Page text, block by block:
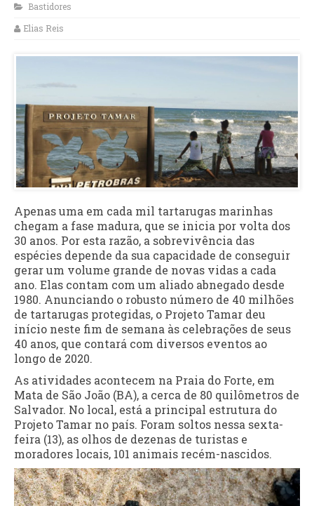
Bastidores
Elias Reis
Apenas uma em cada mil tartarugas marinhas
chegam a fase madura, que se inicia por volta dos
30 anos. Por esta razão, a sobrevivência das
espécies depende da sua capacidade de conseguir
gerar um volume grande de novas vidas a cada
ano. Elas contam com um aliado abnegado desde
1980. Anunciando o robusto número de 40 milhões
de tartarugas protegidas, o Projeto Tamar deu
início neste fim de semana às celebrações de seus
40 anos, que contará com diversos eventos ao
longo de 2020.
As atividades acontecem na Praia do Forte, em
Mata de São João (BA), a cerca de 80 quilômetros de
Salvador. No local, está a principal estrutura do
Projeto Tamar no país. Foram soltos nessa sexta-
feira (13), as olhos de dezenas de turistas e
moradores locais, 101 animais recém-nascidos.